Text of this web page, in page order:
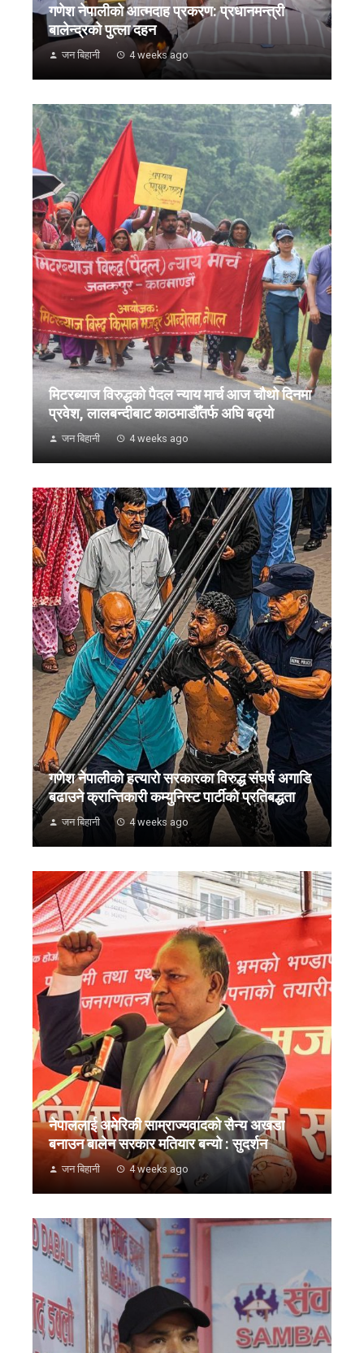
गणेश नेपालीको आत्मदाह प्रकरण: प्रधानमन्त्री
बालेन्द्रको पुत्ला दहन
जन बिहानी 4 weeks ago
मिटरब्याज विरुद्धको पैदल न्याय मार्च आज चौथो दिनमा
प्रवेश, लालबन्दीबाट काठमाडौँतर्फ अघि बढ्यो
जन बिहानी 4 weeks ago
गणेश नेपालीको हत्यारो सरकारका विरुद्ध संघर्ष अगाडि
बढाउने क्रान्तिकारी कम्युनिस्ट पार्टीको प्रतिबद्धता
जन बिहानी 4 weeks ago
नेपाललाई अमेरिकी साम्राज्यवादको सैन्य अखडा
बनाउन बालेन सरकार मतियार बन्यो : सुदर्शन
जन बिहानी 4 weeks ago